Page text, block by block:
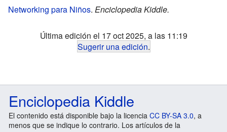
Networking para Niños. Enciclopedia Kiddle.
Última edición el 17 oct 2025, a las 11:19
Sugerir una edición.
Enciclopedia Kiddle
El contenido está disponible bajo la licencia CC BY-SA 3.0, a
menos que se indique lo contrario. Los artículos de la